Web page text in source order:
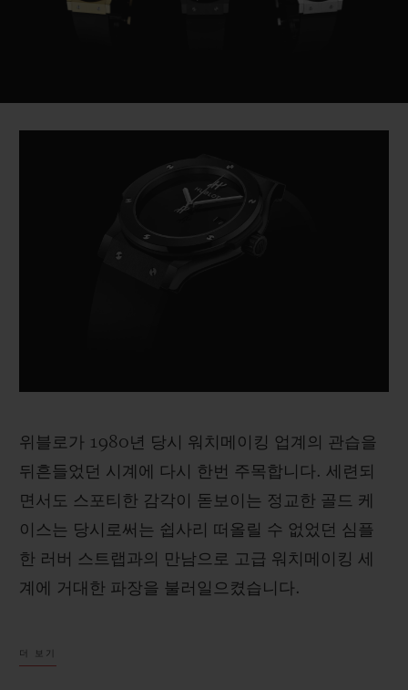
Play
Video
위블로가 1980년 당시 워치메이킹 업계의 관습을
뒤흔들었던 시계에 다시 한번 주목합니다. 세련되
면서도 스포티한 감각이 돋보이는 정교한 골드 케
이스는 당시로써는 쉽사리 떠올릴 수 없었던 심플
한 러버 스트랩과의 만남으로 고급 워치메이킹 세
계에 거대한 파장을 불러일으켰습니다.
색다른 시계 제품을 원했던 시계 애호가의 마음을
더 보기